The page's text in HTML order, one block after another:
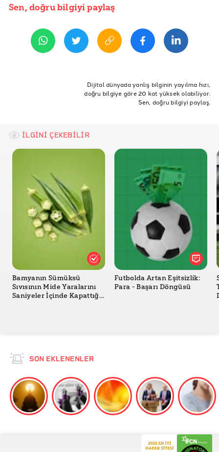
ÇAYKUR Faaliyet Raporları
YAYIN TARİHİ
GÜNCELLEMELER
mali gelir
bilanço
Sen, doğru bilgiyi paylaş
Dijital dünyada yanlış bilginin yayılma hızı,
doğru bilgiye göre 20 kat yüksek olabiliyor.
Sen, doğru bilgiyi paylaş.
İLGİNİ ÇEKEBİLİR
Bamyanın Sümüksü
Sıvısının Mide Yaralarını
Saniyeler İçinde Kapattığı
Futbolda Artan Eşitsizlik:
Para - Başarı Döngüsü
SON EKLENENLER